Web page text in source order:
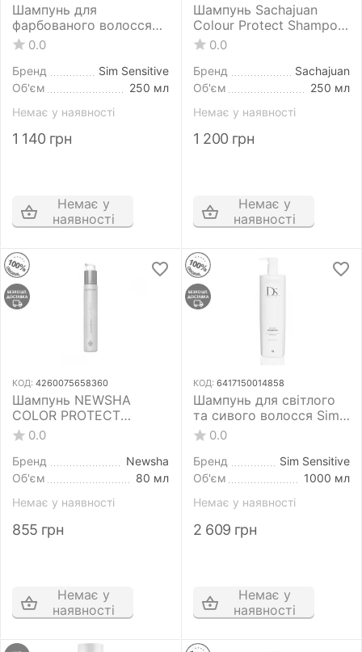
Шампунь для
фарбованого волосся
Sim Sensitive DS Color
Shampoo 250 мл
0.0
Бренд
Sim Sensitive
Об'єм
250 мл
Немає у наявності
1 140 грн
Немає у
наявності
Шампунь Sachajuan
Colour Protect Shampoo
250 мл для захисту
кольору фарбованого
волосся
0.0
Бренд
Sachajuan
Об'єм
250 мл
Немає у наявності
1 200 грн
Немає у
наявності
КОД: 4260075658360
Шампунь NEWSHA
COLOR PROTECT
SHAMPOO 80 мл захист
кольору
0.0
Бренд
Newsha
Об'єм
80 мл
Немає у наявності
855 грн
Немає у
наявності
КОД: 6417150014858
Шампунь для світлого
та сивого волосся Sim
Sensitive DS Blond
Shampoo 1000 мл
0.0
Бренд
Sim Sensitive
Об'єм
1000 мл
Немає у наявності
2 609 грн
Немає у
наявності